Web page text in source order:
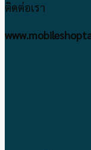
ติดต่อเรา